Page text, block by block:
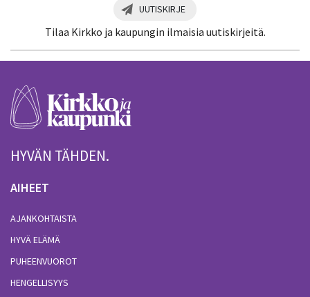
UUTISKIRJE
Tilaa Kirkko ja kaupungin ilmaisia uutiskirjeitä.
HYVÄN TÄHDEN.
AIHEET
AJANKOHTAISTA
HYVÄ ELÄMÄ
PUHEENVUOROT
HENGELLISYYS